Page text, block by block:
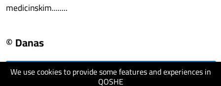
We use cookies to provide some features and experiences in
QOSHE
medicinskim........
© Danas
visit website